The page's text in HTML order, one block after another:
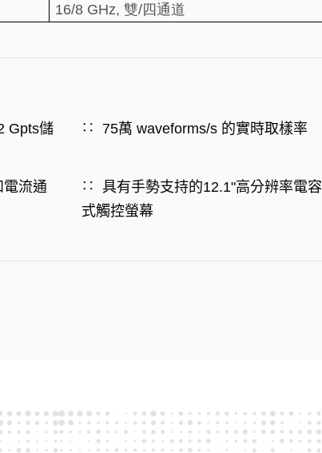
16/8 GHz, 雙/四通道
Gpts儲
75萬 waveforms/s 的實時取樣率
電流通
具有手勢支持的12.1"高分辨率電容
式觸控螢幕